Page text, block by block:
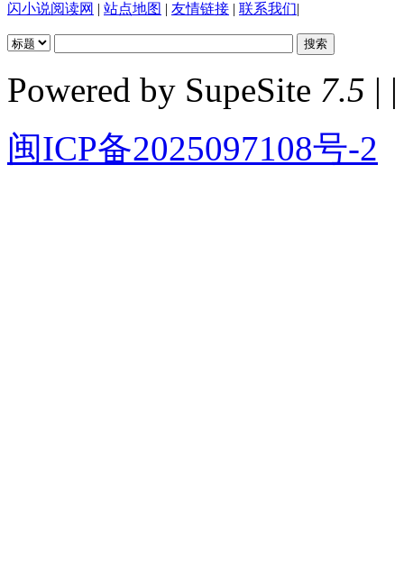
闪小说阅读网 | 站点地图 | 友情链接 | 联系我们|
Powered by SupeSite 7.5 | |
闽ICP备2025097108号-2